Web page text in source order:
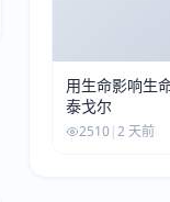
用生命影响生
泰戈尔
2510|2 天前